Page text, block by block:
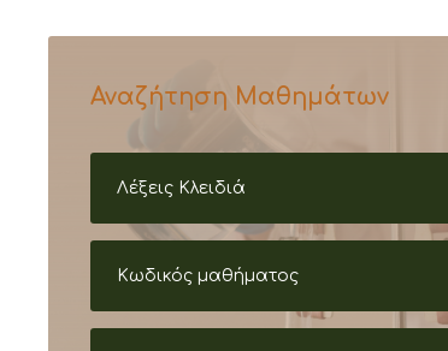
Αναζήτηση Μαθημάτων